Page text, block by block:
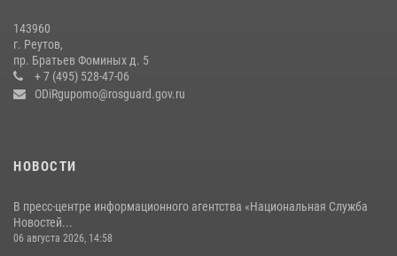
сотрудников спецподразделений в преодолении полосы
препятствий со стрельбой
14 июля 2026, 15:13
143960
г. Реутов,
пр. Братьев Фоминых д. 5
+ 7 (495) 528-47-06
ODiRgupomo@rosguard.gov.ru
НОВОСТИ
В пресс-центре информационного агентства «Национальная Служба
Новостей...
06 августа 2026, 14:58